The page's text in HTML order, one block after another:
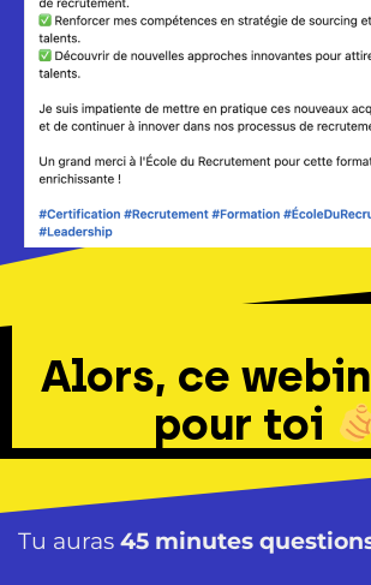
Alors, ce
pour toi
Tu auras 45 minutes